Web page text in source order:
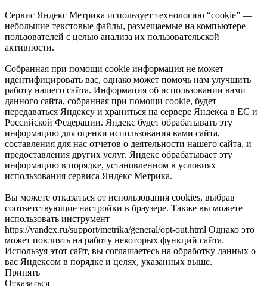
Сервис Яндекс Метрика использует технологию “cookie” —
небольшие текстовые файлы, размещаемые на компьютере
пользователей с целью анализа их пользовательской
активности.
Собранная при помощи cookie информация не может
идентифицировать вас, однако может помочь нам улучшить
работу нашего сайта. Информация об использовании вами
данного сайта, собранная при помощи cookie, будет
передаваться Яндексу и храниться на сервере Яндекса в ЕС и
Российской Федерации. Яндекс будет обрабатывать эту
информацию для оценки использования вами сайта,
составления для нас отчетов о деятельности нашего сайта, и
предоставления других услуг. Яндекс обрабатывает эту
информацию в порядке, установленном в условиях
использования сервиса Яндекс Метрика.
Вы можете отказаться от использования cookies, выбрав
соответствующие настройки в браузере. Также вы можете
использовать инструмент —
https://yandex.ru/support/metrika/general/opt-out.html Однако это
может повлиять на работу некоторых функций сайта.
Используя этот сайт, вы соглашаетесь на обработку данных о
вас Яндексом в порядке и целях, указанных выше.
Принять
Отказаться